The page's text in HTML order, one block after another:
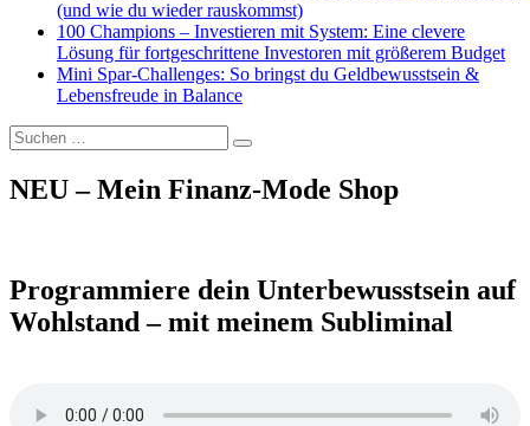
(und wie du wieder rauskommst)
100 Champions – Investieren mit System: Eine clevere
Lösung für fortgeschrittene Investoren mit größerem Budget
Mini Spar-Challenges: So bringst du Geldbewusstsein &
Lebensfreude in Balance
Suchen
nach:
Suchen
NEU – Mein Finanz-Mode Shop
Programmiere dein Unterbewusstsein auf
Wohlstand – mit meinem Subliminal